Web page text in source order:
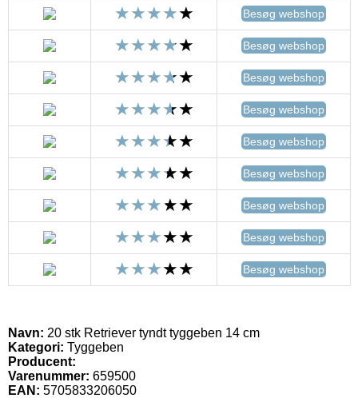
Besøg webshop
Besøg webshop
Besøg webshop
Besøg webshop
Besøg webshop
Besøg webshop
Besøg webshop
Besøg webshop
Besøg webshop
Navn: 20 stk Retriever tyndt tyggeben 14 cm
Kategori: Tyggeben
Producent:
Varenummer: 659500
EAN: 5705833206050